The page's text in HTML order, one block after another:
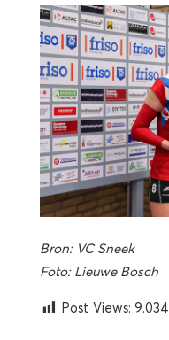
Bron: VC Sneek
Foto: Lieuwe Bosch
Post Views: 9.034